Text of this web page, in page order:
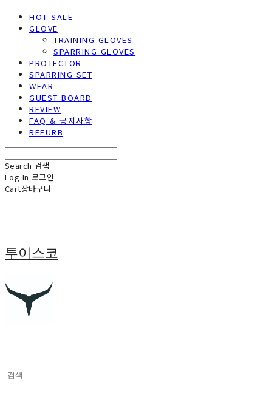
HOT SALE
GLOVE
TRAINING GLOVES
SPARRING GLOVES
PROTECTOR
SPARRING SET
WEAR
GUEST BOARD
REVIEW
FAQ & 공지사항
REFURB
Search 검색
Log In 로그인
Cart장바구니
투이스코